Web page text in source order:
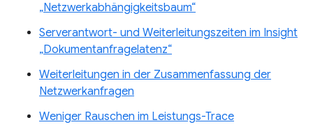
„Netzwerkabhängigkeitsbaum“
Serverantwort- und Weiterleitungszeiten im Insight
„Dokumentanfragelatenz“
Weiterleitungen in der Zusammenfassung der
Netzwerkanfragen
Weniger Rauschen im Leistungs-Trace